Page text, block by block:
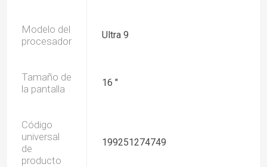
Modelo del
procesador
Ultra 9
Tamaño de
la pantalla
16 "
Código
universal
de
producto
199251274749